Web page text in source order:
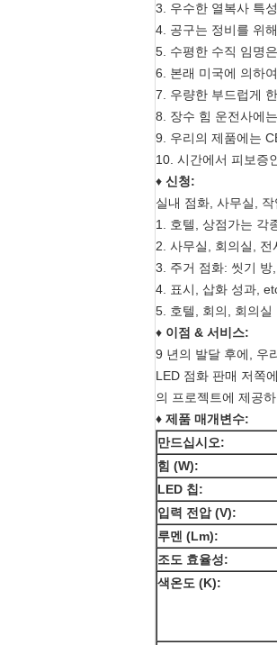
3. 우수한 열복사 특
4. 공구는 정비를 위
5. 수평한 수직 임명
6. 본래 미국에 의하
7. 우량한 부드럽게
8. 장수 힘 운전사에
9. 우리의 제품에는
10. 시간에서 피보증
♦ 신청:
실내 점화, 사무실,
1. 호텔, 상점가는 각
2. 사무실, 회의실, 전
3. 주거 점화: 씻기 방
4. 표시, 삽화 성과,
5. 호텔, 회의, 회의실
♦ 이점 & 서비스:
9 년의 발달 후에, 우
LED 점화 판매 저쪽
의 프로젝트에 제공하.
♦ 제품 매개변수:
만드십시오:
힘 (W):
LED 칩:
입력 전압 (V):
루멘 (Lm):
조도 효율성:
색온도 (K):